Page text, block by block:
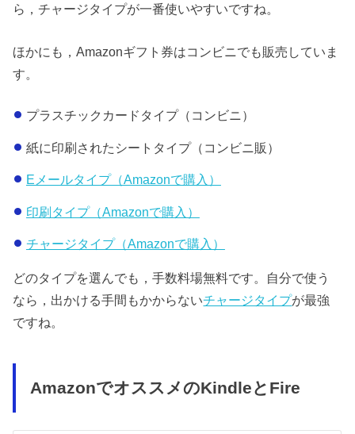
ら，チャージタイプが一番使いやすいですね。
ほかにも，Amazonギフト券はコンビニでも販売していま
す。
プラスチックカードタイプ（コンビニ）
紙に印刷されたシートタイプ（コンビニ販）
Eメールタイプ（Amazonで購入）
印刷タイプ（Amazonで購入）
チャージタイプ（Amazonで購入）
どのタイプを選んでも，手数料場無料です。自分で使う
なら，出かける手間もかからないチャージタイプが最強
ですね。
AmazonでオススメのKindleとFire